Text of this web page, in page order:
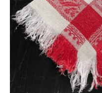
Patchwork
Mercerie
Dressing
Linge ancien
Ephemera